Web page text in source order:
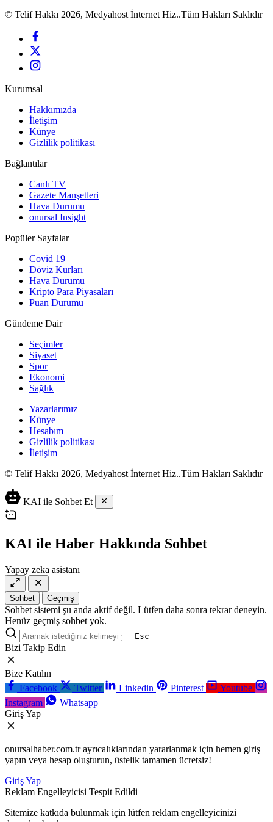
© Telif Hakkı 2026, Medyahost İnternet Hiz..Tüm Hakları Saklıdır
Kurumsal
Hakkımızda
İletişim
Künye
Gizlilik politikası
Bağlantılar
Canlı TV
Gazete Manşetleri
Hava Durumu
onursal Insight
Popüler Sayfalar
Covid 19
Döviz Kurları
Hava Durumu
Kripto Para Piyasaları
Puan Durumu
Gündeme Dair
Seçimler
Siyaset
Spor
Ekonomi
Sağlık
Yazarlarımız
Künye
Hesabım
Gizlilik politikası
İletişim
© Telif Hakkı 2026, Medyahost İnternet Hiz..Tüm Hakları Saklıdır
casino
siteleri
casino
2023
lordcasino
canlı
casino
siteleri
iyi
casino
vdcasino
vdcasino
giriş
vdcasino
resmi
ev
yapımı
salça
KAI ile Sohbet Et
KAI ile Haber Hakkında Sohbet
Yapay zeka asistanı
Sohbet Geçmiş
Sohbet sistemi şu anda aktif değil. Lütfen daha sonra tekrar deneyin.
Henüz geçmiş sohbet yok.
Esc
Bizi Takip Edin
Bize Katılın
Facebook
Twitter Linkedin Pinterest
Youtube
Instagram
Whatsapp
Giriş Yap
onursalhaber.com.tr ayrıcalıklarından yararlanmak için hemen giriş
yapın veya hesap oluşturun, üstelik tamamen ücretsiz!
Giriş Yap
Reklam Engelleyicisi Tespit Edildi
Sitemize katkıda bulunmak için lütfen reklam engelleyicinizi